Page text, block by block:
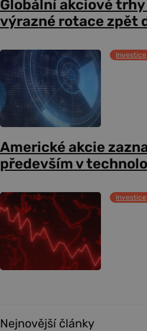
Globální akciové
výrazné rotace zpět
Investice
Americké akcie
především v
Investice
Nejnovější články